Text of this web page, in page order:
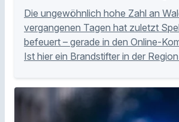
Die ungewöhnlich hohe Zahl an
vergangenen Tagen hat zuletzt
befeuert – gerade in den Online-
Ist hier ein Brandstifter in der